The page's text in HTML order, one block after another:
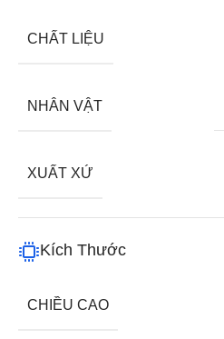
CHẤT LIỆU
NHÂN VẬT
XUẤT XỨ
Kích Thước
CHIỀU CAO